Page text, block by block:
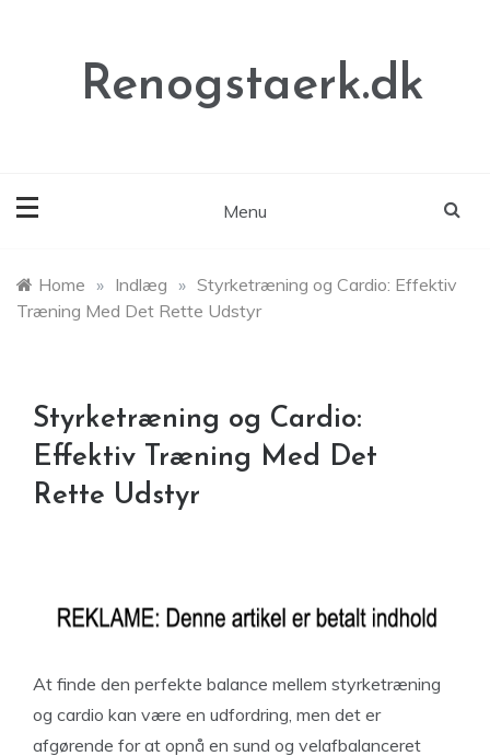
Renogstaerk.dk
Menu
Home » Indlæg » Styrketræning og Cardio: Effektiv
Træning Med Det Rette Udstyr
Styrketræning og Cardio:
Effektiv Træning Med Det
Rette Udstyr
At finde den perfekte balance mellem styrketræning
og cardio kan være en udfordring, men det er
afgørende for at opnå en sund og velafbalanceret